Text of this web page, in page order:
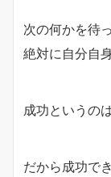
次の何かを待
絶対に自分自
成功というの
だから成功で